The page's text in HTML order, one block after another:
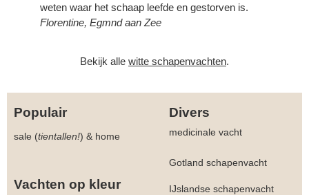
weten waar het schaap leefde en gestorven is.
Florentine, Egmnd aan Zee
Bekijk alle witte schapenvachten.
Populair Divers
sale (tientallen!) & home medicinale vacht
Gotland schapenvacht
Vachten op kleur IJslandse schapenvacht